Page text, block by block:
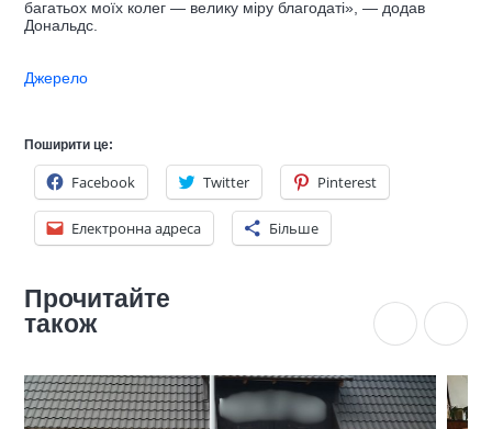
багатьох моїх колег — велику міру благодаті», — додав
Дональдс.
Джерело
Поширити це:
Facebook Twitter Pinterest
Електронна адреса Більше
Прочитайте
також